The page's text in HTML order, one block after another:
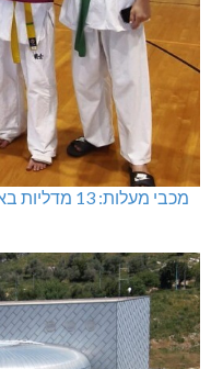
מכבי מעלות: 13 מדליות באליפות ישראל